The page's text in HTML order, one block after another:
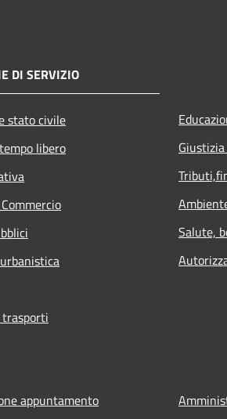
DI SERVIZIO
stato civile
libero
Salute,
appuntamento